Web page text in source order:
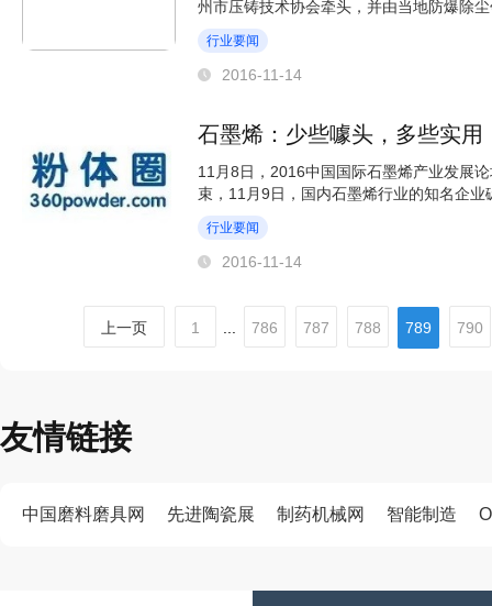
州市压铸技术协会牵头，并由当地防爆除
的发展。苏州市涉...
行业要闻
2016-11-14
石墨烯：少些噱头，多些实用
11月8日，2016中国国际石墨烯产业发展
束，11月9日，国内石墨烯行业的知名企
墨烯的能力，带动...
行业要闻
2016-11-14
上一页 1 786 787 788 789 790
友情链接
中国磨料磨具网 先进陶瓷展 制药机械网 智能制造